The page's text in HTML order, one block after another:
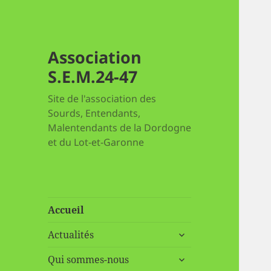
Association
S.E.M.24-47
Site de l'association des
Sourds, Entendants,
Malentendants de la Dordogne
et du Lot-et-Garonne
Accueil
Actualités
ouvrir
sous-
Qui sommes-nous
ouvrir